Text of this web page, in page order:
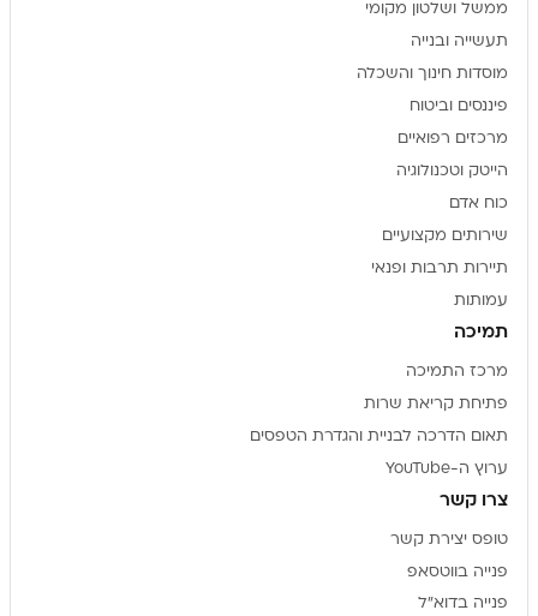
ממשל ושלטון מקומי
תעשייה ובנייה
מוסדות חינוך והשכלה
פיננסים וביטוח
מרכזים רפואיים
הייטק וטכנולוגיה
כוח אדם
שירותים מקצועיים
תיירות תרבות ופנאי
עמותות
תמיכה
מרכז התמיכה
פתיחת קריאת שרות
תאום הדרכה לבניית והגדרת הטפסים
ערוץ ה-YouTube
צרו קשר
טופס יצירת קשר
פנייה בווטסאפ
פנייה בדוא"ל